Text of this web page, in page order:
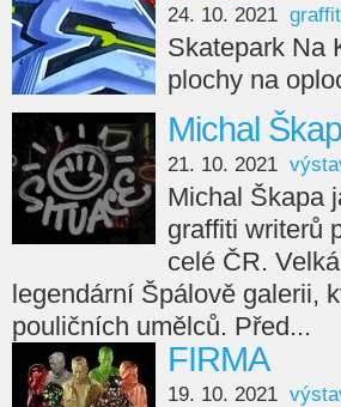
24. 10. 2021
Skatepark Na
plochy na
Michal
21. 10. 2021
Michal Škapa
graffiti writerů
celé ČR.
legendární Špálově galerii,
pouličních umělců. Před...
FIRMA
19. 10. 2021